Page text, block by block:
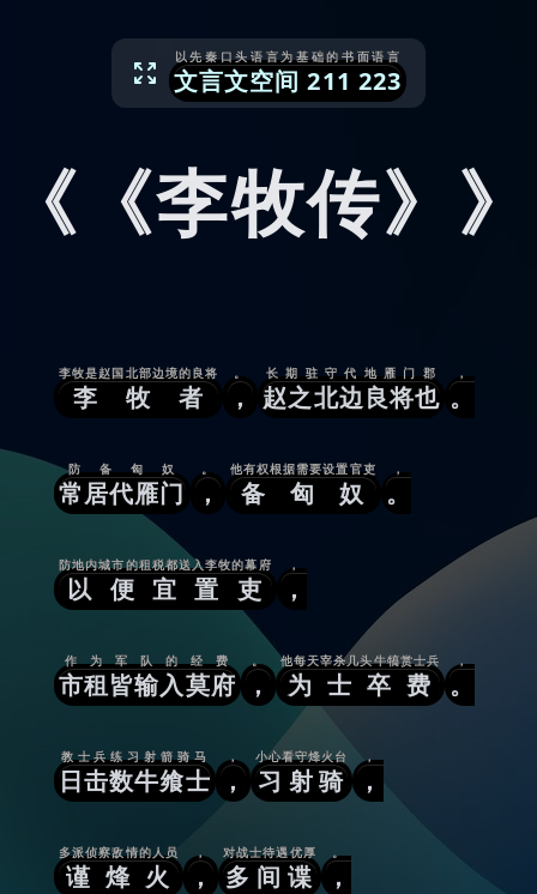
文言文空间211 223
以先秦口头语言为基础的书面语言
《《李牧传》》
李牧者
李牧是赵国北部边境的良将
，
。
赵之北边良将也
长期驻守代地雁门郡
。
，
常居代雁门
防备匈奴
，
。
备匈奴
他有权根据需要设置官吏
。
，
以便宜置吏
防地内城市的租税都送入李牧的幕府
，
，
市租皆输入莫府
作为军队的经费
，
。
为士卒费
他每天宰杀几头牛犒赏士兵
。
，
日击数牛飨士
教士兵练习射箭骑马
，
，
习射骑
小心看守烽火台
，
，
谨烽火
多派侦察敌情的人员
，
，
多间谍
对战士待遇优厚
，
。